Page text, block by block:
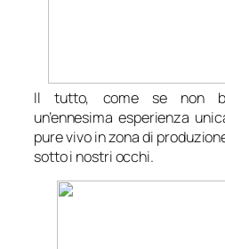
Il tutto, come se non
un’ennesima esperienza
pure vivo in zona di
sotto i nostri occhi.